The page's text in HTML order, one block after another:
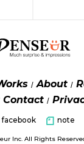
About
Contact
facebook note
Inc. All Rights